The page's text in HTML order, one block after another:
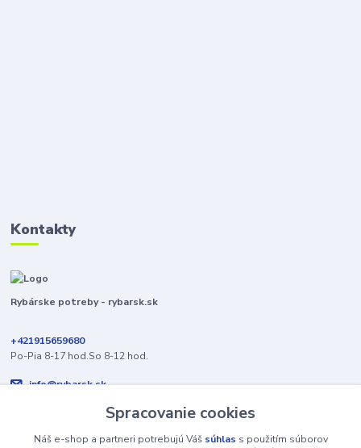
Kontakty
Rybárske potreby - rybarsk.sk
+421915659680
Po-Pia 8-17 hod.So 8-12 hod.
info@rybarsk.sk
Spracovanie cookies
Náš e-shop a partneri potrebujú Váš súhlas s použitím súborov